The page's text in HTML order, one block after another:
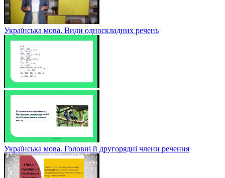
Українська мова. Види односкладних речень
Українська мова. Головні й другорядні члени речення